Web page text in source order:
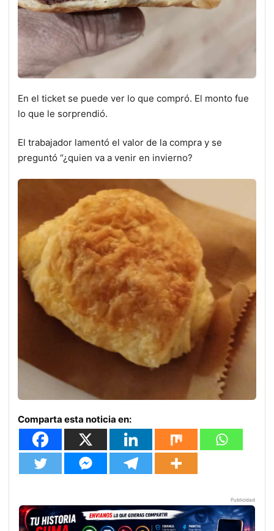
En el ticket se puede ver lo que compró. El monto fue
lo que le sorprendió.
El trabajador lamentó el valor de la compra y se
preguntó “¿quien va a venir en invierno?
Comparta esta noticia en:
Publicidad